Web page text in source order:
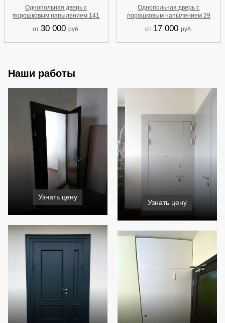
Однопольная дверь с
порошковым напылением 141
от 30 000 руб.
Однопольная дверь с
порошковым напылением 29
от 17 000 руб.
Наши работы
Узнать цену
Узнать цену